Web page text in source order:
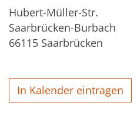
Hubert-Müller-Str.
Saarbrücken-Burbach
66115 Saarbrücken
In Kalender eintragen